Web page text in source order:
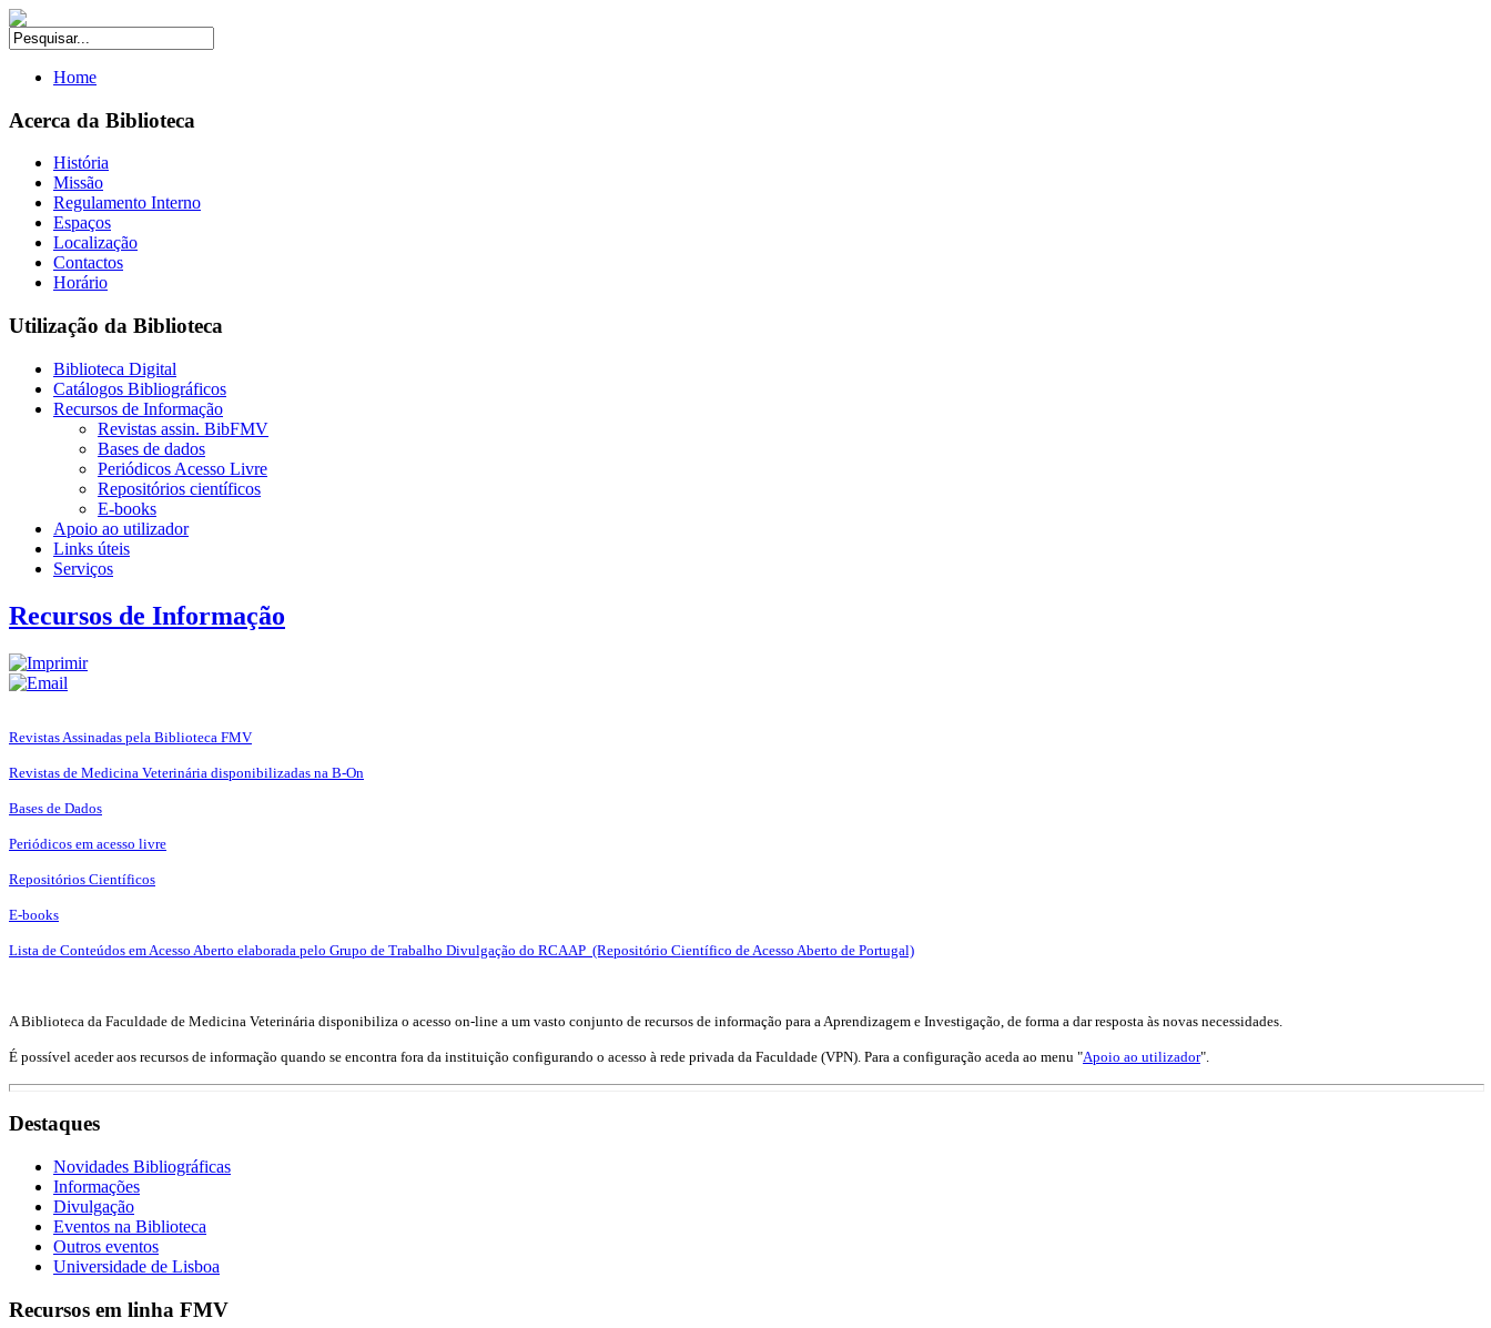
Home
Acerca da Biblioteca
História
Missão
Regulamento Interno
Espaços
Localização
Contactos
Horário
Utilização da Biblioteca
Biblioteca Digital
Catálogos Bibliográficos
Recursos de Informação
Revistas assin. BibFMV
Bases de dados
Periódicos Acesso Livre
Repositórios científicos
E-books
Apoio ao utilizador
Links úteis
Serviços
Recursos de Informação
Revistas Assinadas pela Biblioteca FMV
Revistas de Medicina Veterinária disponibilizadas na B-On
Bases de Dados
Periódicos em acesso livre
Repositórios Científicos
E-books
Lista de Conteúdos em Acesso Aberto elaborada pelo Grupo de Trabalho Divulgação do RCAAP (Repositório Científico de Acesso Aberto de Portugal)
A Biblioteca da Faculdade de Medicina Veterinária disponibiliza o acesso on-line a um vasto conjunto de recursos de informação para a Aprendizagem e Investigação, de forma a dar resposta às novas necessidades.
É possível aceder aos recursos de informação quando se encontra fora da instituição configurando o acesso à rede privada da Faculdade (VPN). Para a configuração aceda ao menu "Apoio ao utilizador".
Destaques
Novidades Bibliográficas
Informações
Divulgação
Eventos na Biblioteca
Outros eventos
Universidade de Lisboa
Recursos em linha FMV